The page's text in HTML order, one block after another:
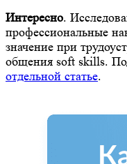
Интересно.
профессиональные
значение при
общения soft skills.
отдельной статье.